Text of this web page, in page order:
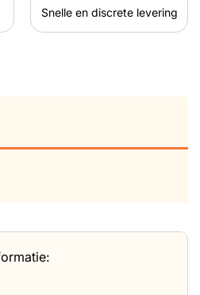
Snelle en discrete levering